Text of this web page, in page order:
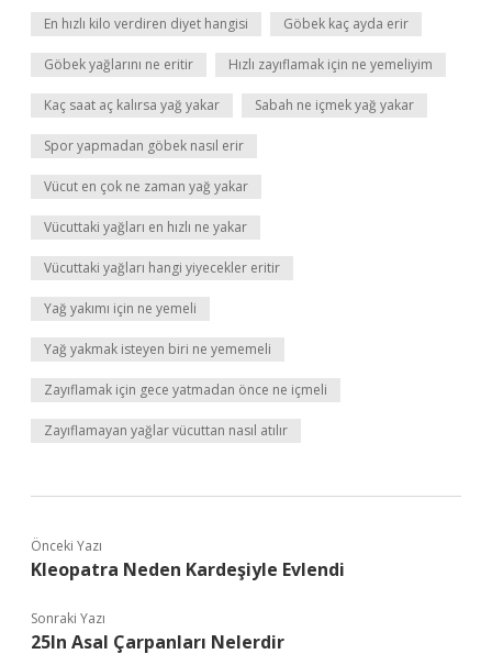
En hızlı kilo verdiren diyet hangisi Göbek kaç ayda erir
Göbek yağlarını ne eritir Hızlı zayıflamak için ne yemeliyim
Kaç saat aç kalırsa yağ yakar Sabah ne içmek yağ yakar
Spor yapmadan göbek nasıl erir
Vücut en çok ne zaman yağ yakar
Vücuttaki yağları en hızlı ne yakar
Vücuttaki yağları hangi yiyecekler eritir
Yağ yakımı için ne yemeli
Yağ yakmak isteyen biri ne yememeli
Zayıflamak için gece yatmadan önce ne içmeli
Zayıflamayan yağlar vücuttan nasıl atılır
Önceki Yazı
Kleopatra Neden Kardeşiyle Evlendi
Sonraki Yazı
25In Asal Çarpanları Nelerdir